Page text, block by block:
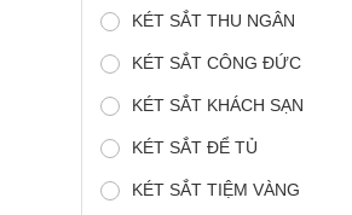
KÉT SẮT THU NGÂN
KÉT SẮT CÔNG ĐỨC
KÉT SẮT KHÁCH SẠN
KÉT SẮT ĐỂ TỦ
KÉT SẮT TIỆM VÀNG